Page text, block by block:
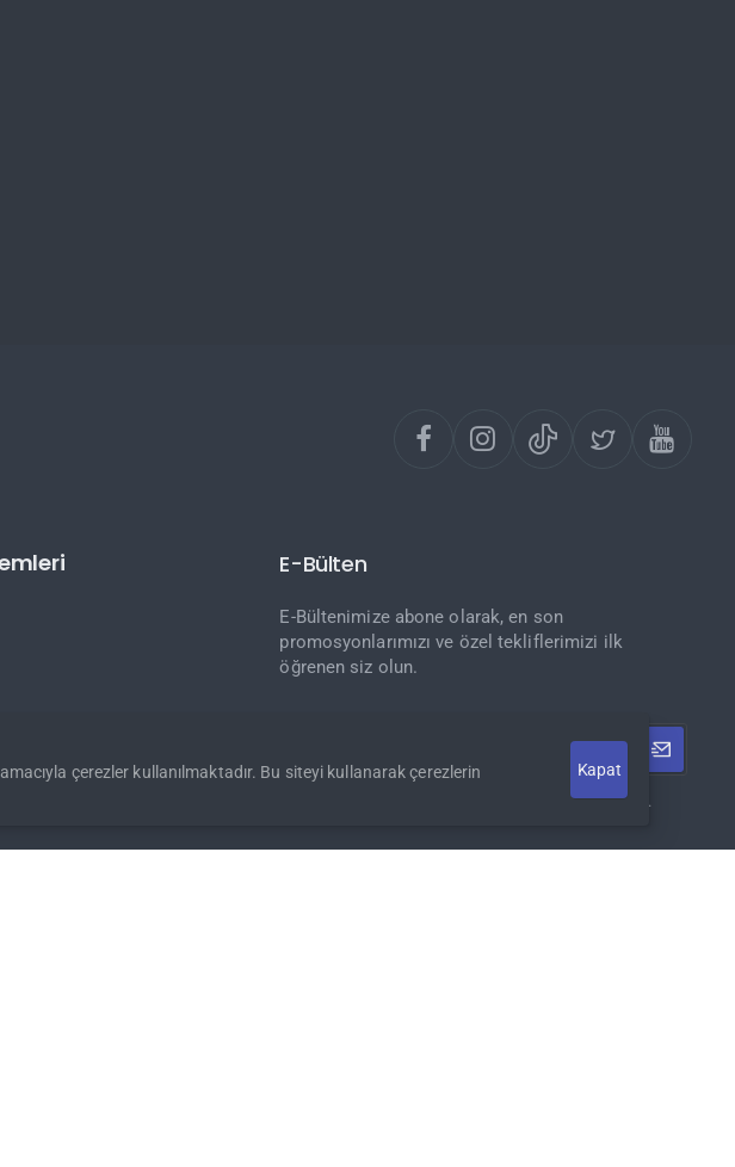
çerezler kullanılmaktadır. Bu siteyi kullanarak çerezlerin
Kapat
E-Bülten
E-Bültenimize abone olarak, en son
promosyonlarımızı ve özel tekliflerimizi ilk
öğrenen siz olun.
adresiniz
'ni okudum ve kabul ediyorum.